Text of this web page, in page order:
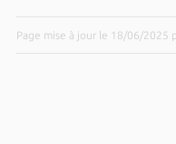
Page mise à jour le 18/06/2025